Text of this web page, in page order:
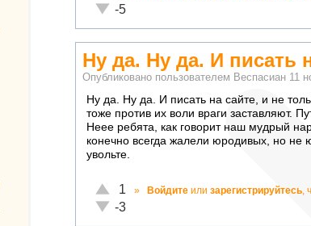
Неадекватно!
-5
Ну да. Ну да. И писать
Опубликовано пользователем Веспасиан 11
Ну да. Ну да. И писать на сайте, и не
тоже против их воли враги заставляют.
Неее ребята, как говорит наш мудрый
конечно всегда жалели юродивых, но не
увольте.
Отлично!
1
Неадекватно!
-3
» Войдите или зарегистрируйтесь,